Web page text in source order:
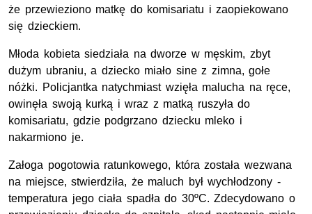
że przewieziono matkę do komisariatu i zaopiekowano
się dzieckiem.
Młoda kobieta siedziała na dworze w męskim, zbyt
dużym ubraniu, a dziecko miało sine z zimna, gołe
nóżki. Policjantka natychmiast wzięła malucha na ręce,
owinęła swoją kurką i wraz z matką ruszyła do
komisariatu, gdzie podgrzano dziecku mleko i
nakarmiono je.
Załoga pogotowia ratunkowego, która została wezwana
na miejsce, stwierdziła, że maluch był wychłodzony -
temperatura jego ciała spadła do 30ºC. Zdecydowano o